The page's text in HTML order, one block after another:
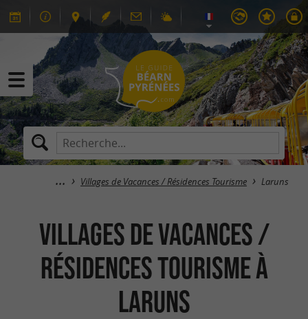
Villages de Vacances / Résidences Tourisme Laruns
Villages de Vacances /
Résidences Tourisme à
Laruns